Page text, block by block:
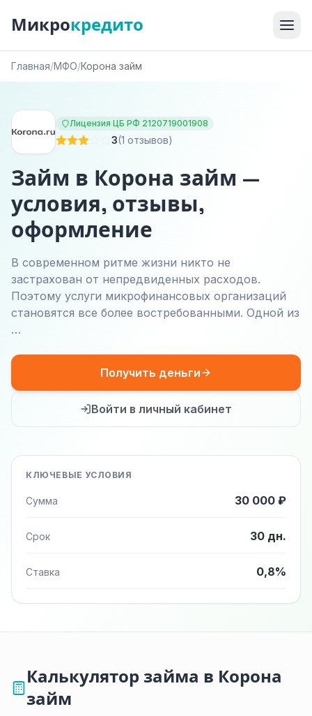
Микрокредито
Главная/МФО/Корона займ
Лицензия ЦБ РФ 2120719001908
3(1 отзывов)
Займ в Корона займ —
условия, отзывы,
оформление
В современном ритме жизни никто не
застрахован от непредвиденных расходов.
Поэтому услуги микрофинансовых организаций
становятся все более востребованными. Одной из
…
Получить деньги
Войти в личный кабинет
КЛЮЧЕВЫЕ УСЛОВИЯ
Сумма 30 000 ₽
Срок 30 дн.
Ставка 0,8%
Калькулятор займа в Корона
займ